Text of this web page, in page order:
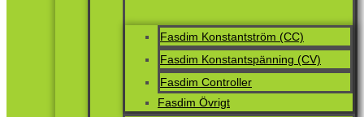
Fasdim Konstantström (CC)
Fasdim Konstantspänning (CV)
Fasdim Controller
Fasdim Övrigt